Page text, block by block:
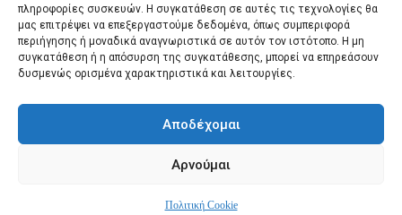
πληροφορίες συσκευών. Η συγκατάθεση σε αυτές τις τεχνολογίες θα
μας επιτρέψει να επεξεργαστούμε δεδομένα, όπως συμπεριφορά
περιήγησης ή μοναδικά αναγνωριστικά σε αυτόν τον ιστότοπο. Η μη
συγκατάθεση ή η απόσυρση της συγκατάθεσης, μπορεί να επηρεάσουν
δυσμενώς ορισμένα χαρακτηριστικά και λειτουργίες.
Αποδέχομαι
Αρνούμαι
Πολιτική Cookie
Το ρολόι του Κήπου
της πόλης. Κτίσθηκε την περίοδο 1924-1927 σε σχέδια του Δ.
Κολλάρου, έχει τριμερή διάρθρωση και η στέγη του
διαμορφώνεται σε κυκλικό περίπτερο. Σήμερα έχει συνδεθεί
σύμβολο και αναπόσπαστο κομμάτι του.